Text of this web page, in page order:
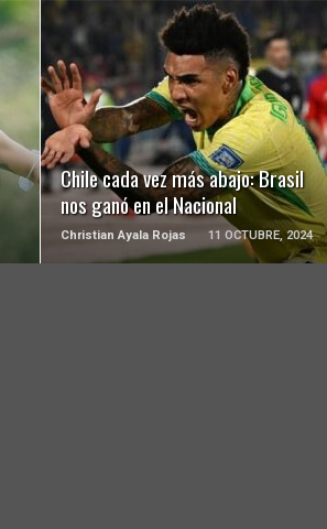
Chile cada vez más abajo: Brasil
nos ganó en el Nacional
Christian Ayala Rojas 11 OCTUBRE, 2024
LEER MÁS